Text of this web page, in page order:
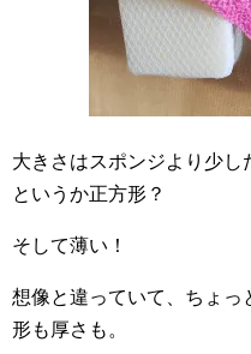
大きさはスポンジより少し
というか正方形？
そして薄い！
想像と違っていて、ちょっ
形も厚さも。